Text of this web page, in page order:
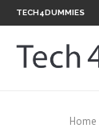
TECH4DUMMIES
Home